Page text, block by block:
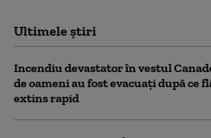
Ultimele știri
Incendiu devastator în vestul
de oameni au fost evacuați după ce
extins rapid